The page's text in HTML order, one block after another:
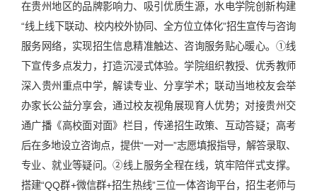
在贵州地区的品牌影响力、吸引优质生源，水电学院创新构建
“线上线下联动、校内校外协同、全方位立体化”招生宣传与咨询
服务网络，实现招生信息精准触达、咨询服务贴心暖心。①线
下宣传多点发力，打造沉浸式体验。学院组织教授、优秀教师
深入贵州重点中学，解读专业、分享学术；联动当地校友会举
办家长公益分享会，通过校友视角展现育人优势；对接贵州交
通广播《高校面对面》栏目，传递招生政策、互动答疑；高考
后在多地设立咨询点，提供“一对一”志愿填报指导，解答录取、
专业、就业等疑问。②线上服务全程在线，筑牢陪伴式支撑。
搭建“QQ群+微信群+招生热线”三位一体咨询平台，招生老师与